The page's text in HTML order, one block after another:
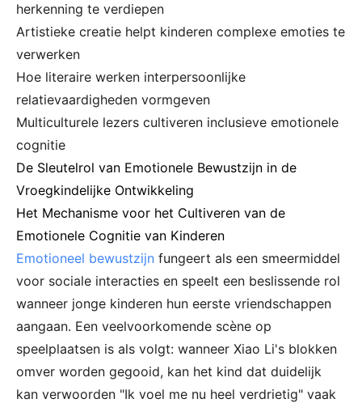
herkenning te verdiepen
Artistieke creatie helpt kinderen complexe emoties te
verwerken
Hoe literaire werken interpersoonlijke
relatievaardigheden vormgeven
Multiculturele lezers cultiveren inclusieve emotionele
cognitie
De Sleutelrol van Emotionele Bewustzijn in de
Vroegkindelijke Ontwikkeling
Het Mechanisme voor het Cultiveren van de
Emotionele Cognitie van Kinderen
Emotioneel bewustzijn fungeert als een smeermiddel
voor sociale interacties en speelt een beslissende rol
wanneer jonge kinderen hun eerste vriendschappen
aangaan. Een veelvoorkomende scène op
speelplaatsen is als volgt: wanneer Xiao Li's blokken
omver worden gegooid, kan het kind dat duidelijk
kan verwoorden "Ik voel me nu heel verdrietig" vaak